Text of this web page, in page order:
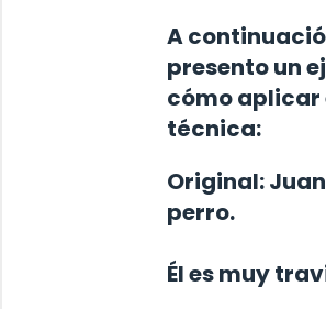
A
presento un
cómo aplicar
técnica:
Original:
perro.
Él es muy